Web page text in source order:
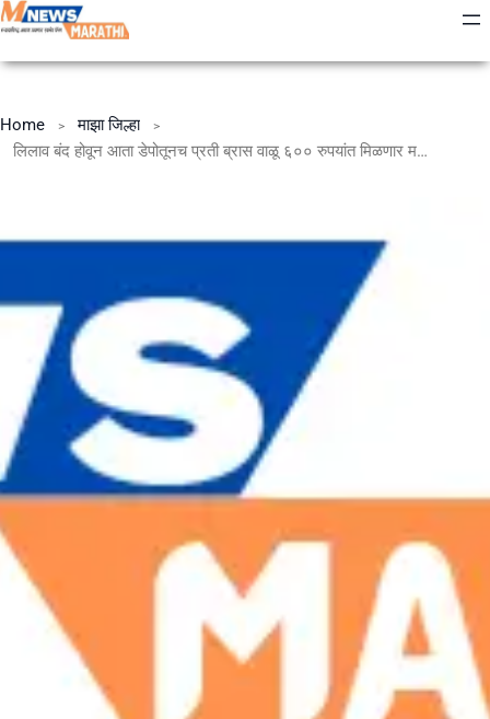
Home
माझा जिल्हा
लिलाव बंद होवून आता डेपोतूनच प्रती ब्रास वाळू ६०० रुपयांत मिळणार महसूल विभागाच्या निर्णयावर मंत्रिमंडळाचे शिक्कामोर्तब – मंत्री राधाकृष्ण विखे पाटील